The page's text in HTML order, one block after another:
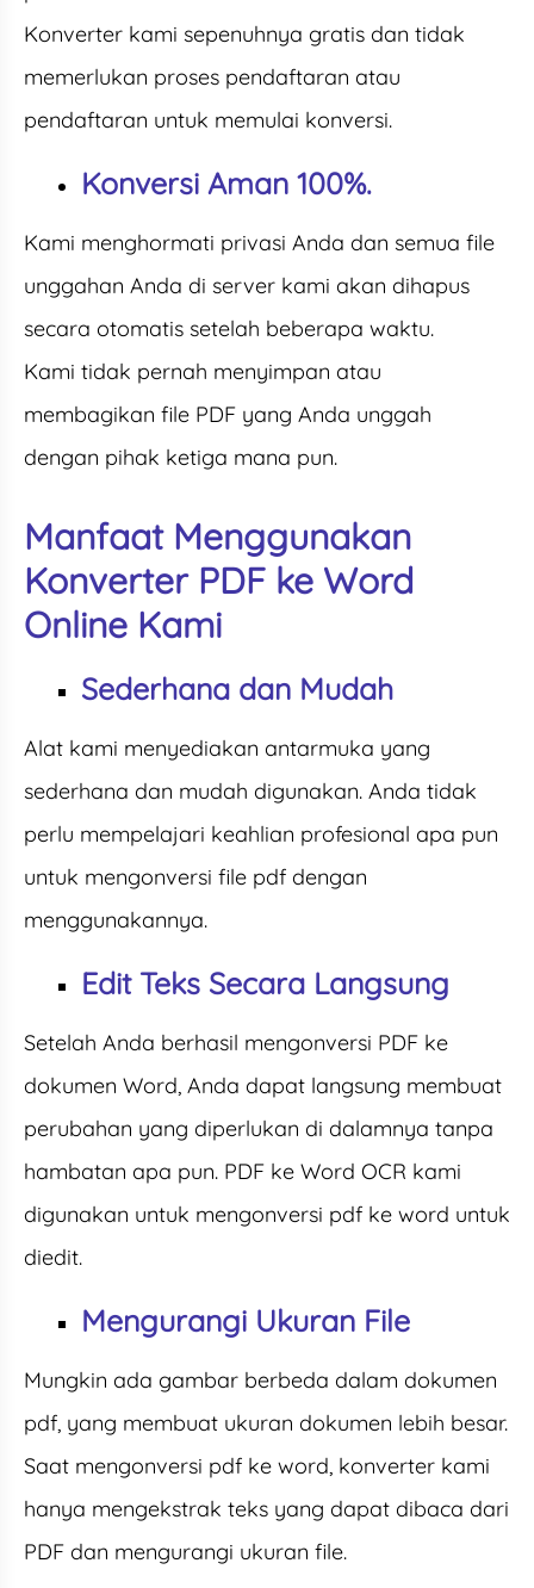
Konverter kami sepenuhnya gratis dan tidak
memerlukan proses pendaftaran atau
pendaftaran untuk memulai konversi.
Konversi Aman 100%.
Kami menghormati privasi Anda dan semua file
unggahan Anda di server kami akan dihapus
secara otomatis setelah beberapa waktu.
Kami tidak pernah menyimpan atau
membagikan file PDF yang Anda unggah
dengan pihak ketiga mana pun.
Manfaat Menggunakan
Konverter PDF ke Word
Online Kami
Sederhana dan Mudah
Alat kami menyediakan antarmuka yang
sederhana dan mudah digunakan. Anda tidak
perlu mempelajari keahlian profesional apa pun
untuk mengonversi file pdf dengan
menggunakannya.
Edit Teks Secara Langsung
Setelah Anda berhasil mengonversi PDF ke
dokumen Word, Anda dapat langsung membuat
perubahan yang diperlukan di dalamnya tanpa
hambatan apa pun. PDF ke Word OCR kami
digunakan untuk mengonversi pdf ke word untuk
diedit.
Mengurangi Ukuran File
Mungkin ada gambar berbeda dalam dokumen
pdf, yang membuat ukuran dokumen lebih besar.
Saat mengonversi pdf ke word, konverter kami
hanya mengekstrak teks yang dapat dibaca dari
PDF dan mengurangi ukuran file.